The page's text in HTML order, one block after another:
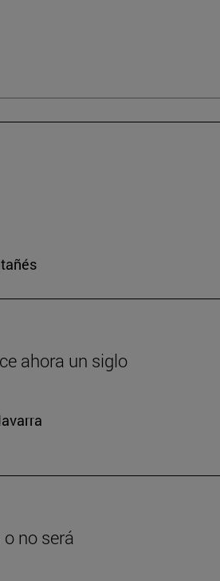
ahora un siglo
no será